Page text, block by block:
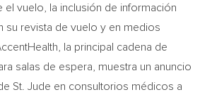
el vuelo, la inclusión de información
su revista de vuelo y en medios
la principal cadena de
salas de espera, muestra un anuncio
St. Jude en consultorios médicos a